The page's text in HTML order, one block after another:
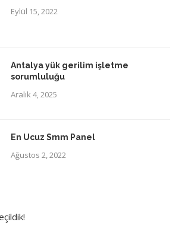
Eylül 15, 2022
Antalya yük gerilim işletme
sorumluluğu
Aralık 4, 2025
En Ucuz Smm Panel
Ağustos 2, 2022